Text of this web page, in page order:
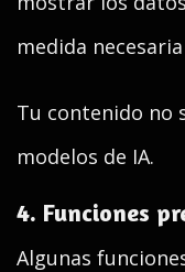
medida
Tu contenido no
modelos de IA.
4. Funciones
Algunas